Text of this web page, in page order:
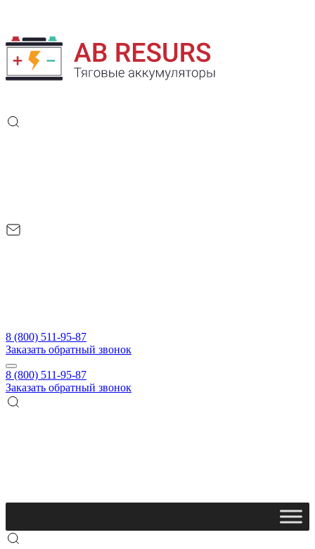
8 (800) 511-95-87
Заказать обратный звонок
8 (800) 511-95-87
Заказать обратный звонок